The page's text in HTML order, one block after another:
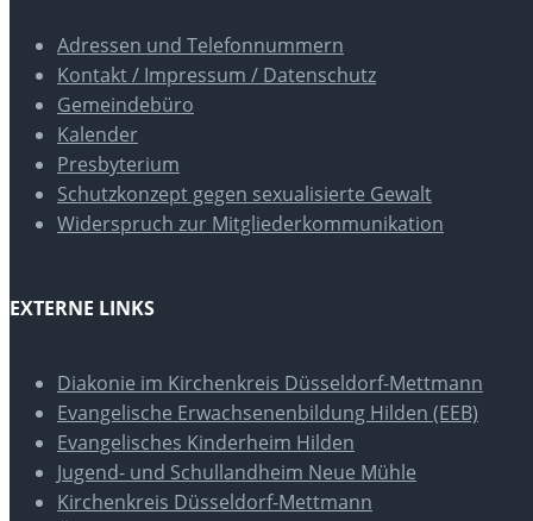
Adressen und Telefonnummern
Kontakt / Impressum / Datenschutz
Gemeindebüro
Kalender
Presbyterium
Schutzkonzept gegen sexualisierte Gewalt
Widerspruch zur Mitgliederkommunikation
EXTERNE LINKS
Diakonie im Kirchenkreis Düsseldorf-Mettmann
Evangelische Erwachsenenbildung Hilden (EEB)
Evangelisches Kinderheim Hilden
Jugend- und Schullandheim Neue Mühle
Kirchenkreis Düsseldorf-Mettmann